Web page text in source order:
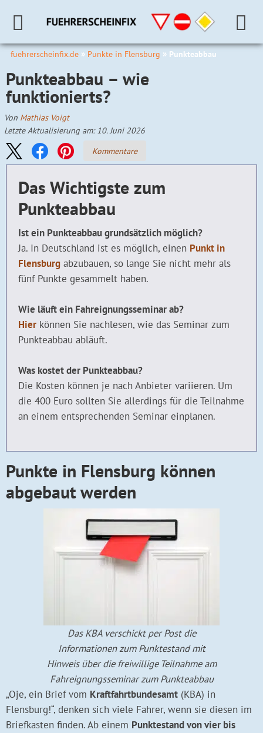
fuehrerscheinfix.de Punkte in Flensburg Punkteabbau
Punkteabbau – wie
funktionierts?
Von Mathias Voigt
Letzte Aktualisierung am: 10. Juni 2026
Kommentare
Das Wichtigste zum
Punkteabbau
Ist ein Punkteabbau grundsätzlich möglich?
Ja. In Deutschland ist es möglich, einen Punkt in
Flensburg abzubauen, so lange Sie nicht mehr als
fünf Punkte gesammelt haben.
Wie läuft ein Fahreignungsseminar ab?
Hier können Sie nachlesen, wie das Seminar zum
Punkteabbau abläuft.
Was kostet der Punkteabbau?
Die Kosten können je nach Anbieter variieren. Um
die 400 Euro sollten Sie allerdings für die Teilnahme
an einem entsprechenden Seminar einplanen.
Punkte in Flensburg können
abgebaut werden
Das KBA verschickt per Post die
Informationen zum Punktestand mit
Hinweis über die freiwillige Teilnahme am
Fahreignungsseminar zum Punkteabbau
„Oje, ein Brief vom Kraftfahrtbundesamt (KBA) in
Flensburg!“, denken sich viele Fahrer, wenn sie diesen im
Briefkasten finden. Ab einem Punktestand von vier bis